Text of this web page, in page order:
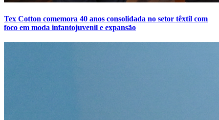
Tex Cotton comemora 40 anos consolidada no setor têxtil com
foco em moda infantojuvenil e expansão